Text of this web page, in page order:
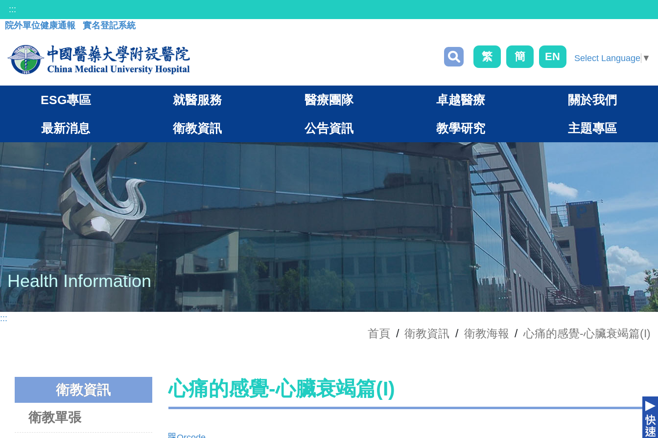
:::
院外單位健康通報
實名登記系統
繁 簡 EN Select Language ▼
ESG專區 就醫服務 醫療團隊 卓越醫療 關於我們
最新消息 衛教資訊 公告資訊 教學研究 主題專區
Health Information
:::
首頁 / 衛教資訊 / 衛教海報 / 心痛的感覺-心臟衰竭篇(I)
衛教資訊
衛教單張
心痛的感覺-心臟衰竭篇(I)